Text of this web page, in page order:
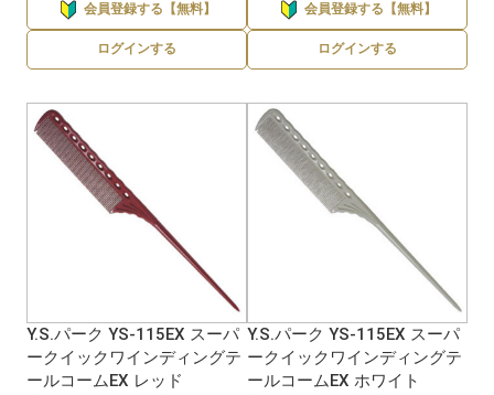
会員登録する【無料】
ログインする
会員登録する【無料】
ログインする
Y.S.パーク YS-115EX スーパ
ークイックワインディングテ
ールコームEX レッド
Y.S.パーク YS-115EX スーパ
ークイックワインディングテ
ールコームEX ホワイト